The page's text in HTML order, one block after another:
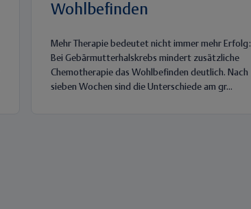
Wohlbefinden
Mehr Therapie bedeutet nicht immer mehr Erfolg:
Bei Gebärmutterhalskrebs mindert zusätzliche
Chemotherapie das Wohlbefinden deutlich. Nach
sieben Wochen sind die Unterschiede am gr...